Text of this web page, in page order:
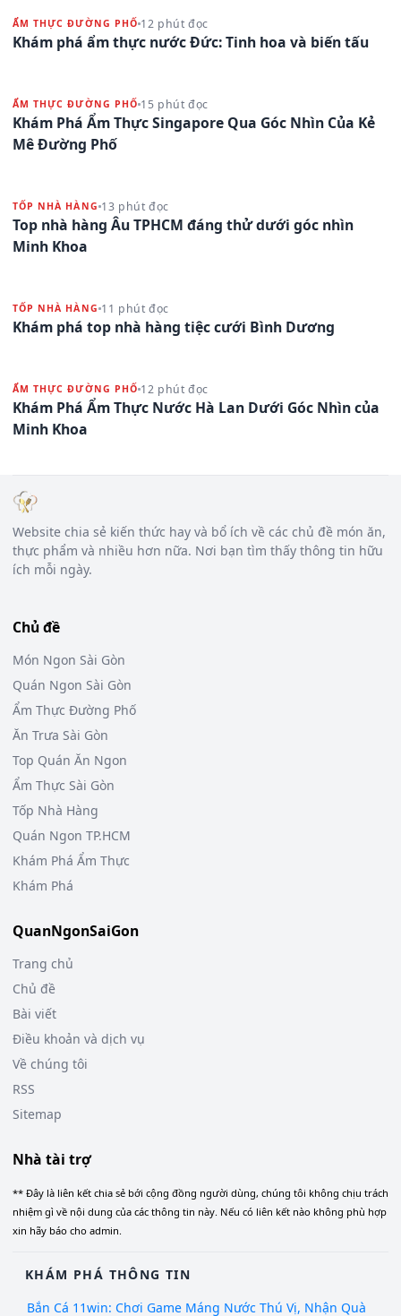
ẨM THỰC ĐƯỜNG PHỐ 12 phút đọc
Khám phá ẩm thực nước Đức: Tinh hoa và biến tấu
ẨM THỰC ĐƯỜNG PHỐ 15 phút đọc
Khám Phá Ẩm Thực Singapore Qua Góc Nhìn Của Kẻ
Mê Đường Phố
TỐP NHÀ HÀNG 13 phút đọc
Top nhà hàng Âu TPHCM đáng thử dưới góc nhìn
Minh Khoa
TỐP NHÀ HÀNG 11 phút đọc
Khám phá top nhà hàng tiệc cưới Bình Dương
ẨM THỰC ĐƯỜNG PHỐ 12 phút đọc
Khám Phá Ẩm Thực Nước Hà Lan Dưới Góc Nhìn của
Minh Khoa
Website chia sẻ kiến thức hay và bổ ích về các chủ đề món ăn,
thực phẩm và nhiều hơn nữa. Nơi bạn tìm thấy thông tin hữu
ích mỗi ngày.
Chủ đề
Món Ngon Sài Gòn
Quán Ngon Sài Gòn
Ẩm Thực Đường Phố
Ăn Trưa Sài Gòn
Top Quán Ăn Ngon
Ẩm Thực Sài Gòn
Tốp Nhà Hàng
Quán Ngon TP.HCM
Khám Phá Ẩm Thực
Khám Phá
QuanNgonSaiGon
Trang chủ
Chủ đề
Bài viết
Điều khoản và dịch vụ
Về chúng tôi
RSS
Sitemap
Nhà tài trợ
** Đây là liên kết chia sẻ bới cộng đồng người dùng, chúng tôi không chịu trách
nhiệm gì về nội dung của các thông tin này. Nếu có liên kết nào không phù hợp
xin hãy báo cho admin.
KHÁM PHÁ THÔNG TIN
Bắn Cá 11win: Chơi Game Máng Nước Thú Vị, Nhận Quà